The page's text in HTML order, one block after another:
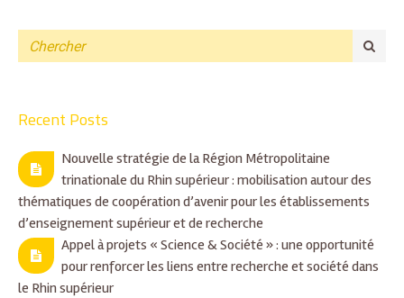
Recent Posts
Nouvelle stratégie de la Région Métropolitaine
trinationale du Rhin supérieur : mobilisation autour des
thématiques de coopération d’avenir pour les établissements
d’enseignement supérieur et de recherche
Appel à projets « Science & Société » : une opportunité
pour renforcer les liens entre recherche et société dans
le Rhin supérieur